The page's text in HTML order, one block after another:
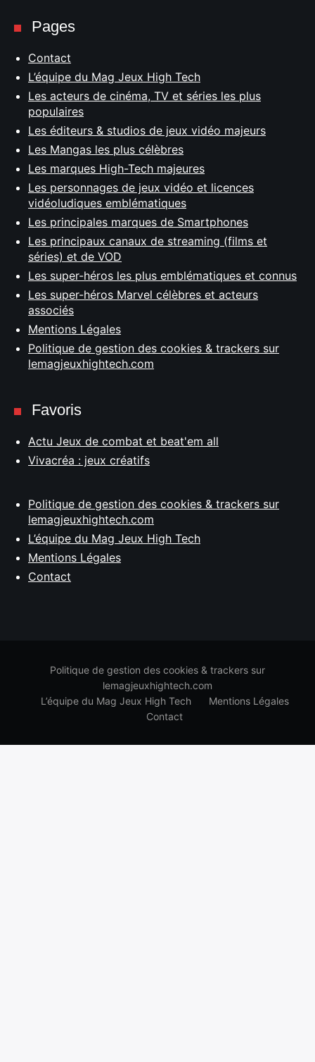
Pages
Contact
L’équipe du Mag Jeux High Tech
Les acteurs de cinéma, TV et séries les plus
populaires
Les éditeurs & studios de jeux vidéo majeurs
Les Mangas les plus célèbres
Les marques High-Tech majeures
Les personnages de jeux vidéo et licences
vidéoludiques emblématiques
Les principales marques de Smartphones
Les principaux canaux de streaming (films et
séries) et de VOD
Les super-héros les plus emblématiques et connus
Les super-héros Marvel célèbres et acteurs
associés
Mentions Légales
Politique de gestion des cookies & trackers sur
lemagjeuxhightech.com
Favoris
Actu Jeux de combat et beat'em all
Vivacréa : jeux créatifs
Politique de gestion des cookies & trackers sur
lemagjeuxhightech.com
L’équipe du Mag Jeux High Tech
Mentions Légales
Contact
Politique de gestion des cookies & trackers sur
lemagjeuxhightech.com
L’équipe du Mag Jeux High Tech
Mentions Légales
Contact